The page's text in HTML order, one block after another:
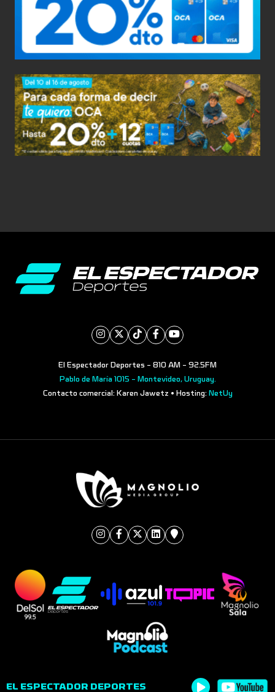
El Espectador Deportes - 810 AM - 92.5FM
Pablo de María 1015 - Montevideo, Uruguay.
Contacto comercial: Karen Jawetz • Hosting: NetUy
EL ESPECTADOR DEPORTES